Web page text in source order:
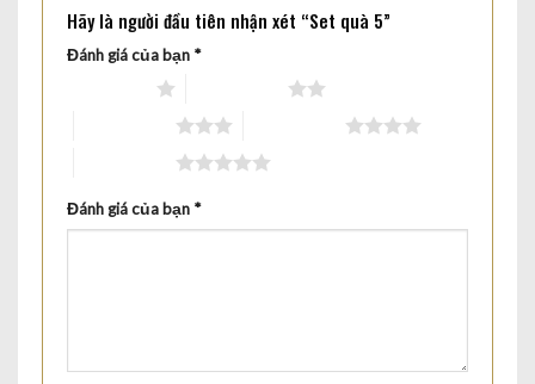
Hãy là người đầu tiên nhận xét “Set quà 5”
Đánh giá của bạn *
Đánh giá của bạn *